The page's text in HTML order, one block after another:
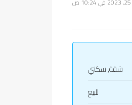
شقة, سكني
للبيع